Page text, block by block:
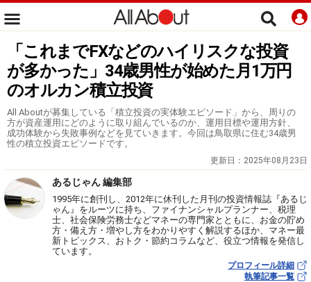
「これまでFXなどのハイリスクな投資
が多かった」34歳男性が始めた月1万円
のオルカン積立投資
All Aboutが募集している「積立投資の実体験エピソード」から、周りの
方が資産運用にどのように取り組んでいるのか、運用目標や運用方針、
成功体験から失敗事例などを見ていきます。今回は鳥取県に住む34歳男
性の積立投資エピソードです。
更新日： 2025年08月23日
あるじゃん 編集部
1995年に創刊し、2012年に休刊した月刊の投資情報誌『あるじ
ゃん』をルーツに持ち、ファイナンシャルプランナー、税理
士、社会保険労務士などマネーの専門家とともに、お金の貯め
方・備え方・増やし方をわかりやすく解説するほか、マネー最
新トピックス、おトク・節約コラムなど、役立つ情報を発信し
ています。
プロフィール詳細
執筆記事一覧